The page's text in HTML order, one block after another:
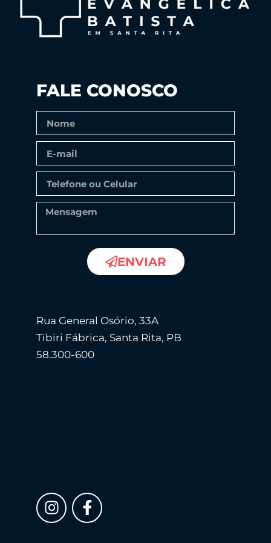
Rua General Osório, 33A
Tibiri Fábrica, Santa Rita, PB
58.300-600
FALE CONOSCO
ENVIAR